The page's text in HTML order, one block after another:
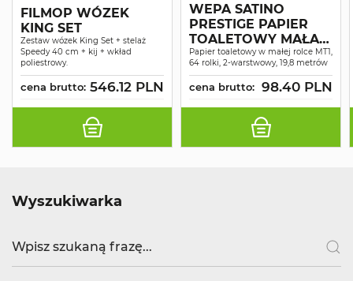
FILMOP WÓZEK
KING SET
Zestaw wózek King Set + stelaż
Speedy 40 cm + kij + wkład
poliestrowy.
cena brutto: 546.12 PLN
WEPA SATINO
PRESTIGE PAPIER
TOALETOWY MAŁA
ROLKA CELULOZA
ŚNIEŻNOBIAŁY 2W
19,8MB A64
Papier toaletowy w małej rolce MT1,
64 rolki, 2-warstwowy, 19,8 metrów
cena brutto: 98.40 PLN
Wyszukiwarka